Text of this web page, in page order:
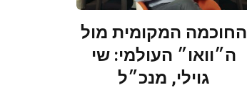
החוכמה המקומית מול
ה״וואו״ העולמי: שי
גוילי, מנכ״ל